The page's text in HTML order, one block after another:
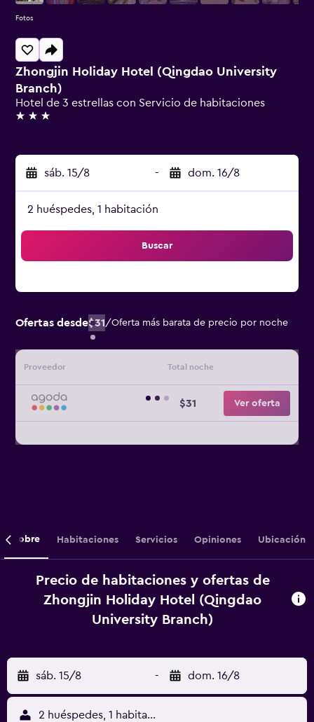
Zhongjin Holiday Hotel (Qingdao University
Branch)
Hotel de 3 estrellas con Servicio de habitaciones
3 estrellas
sáb. 15/8 - dom. 16/8
2 huéspedes, 1 habitación
Buscar
Ofertas desde$31/Oferta más barata de precio por noche
Proveedor Total noche
$31 Ver oferta
Fotos
Sobre Habitaciones Servicios Opiniones Ubicación
Precio de habitaciones y ofertas de
Zhongjin Holiday Hotel (Qingdao
University Branch)
sáb. 15/8 - dom. 16/8
2 huéspedes, 1 habitación